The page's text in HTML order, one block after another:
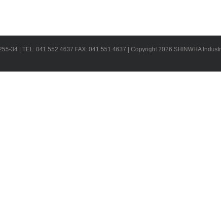
34 | TEL: 041.552.4637 FAX: 041.551.4637 | Copyright 2026 SHINWHA